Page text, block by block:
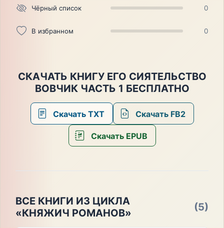
Чёрный список 0
В избранном 0
СКАЧАТЬ КНИГУ ЕГО СИЯТЕЛЬСТВО
ВОВЧИК ЧАСТЬ 1 БЕСПЛАТНО
Скачать TXT Скачать FB2
Скачать EPUB
ВСЕ КНИГИ ИЗ ЦИКЛА
«КНЯЖИЧ РОМАНОВ»
(5)